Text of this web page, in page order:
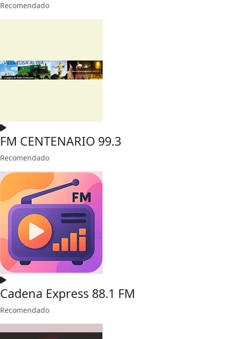
Recomendado
FM CENTENARIO 99.3
Recomendado
Cadena Express 88.1 FM
Recomendado